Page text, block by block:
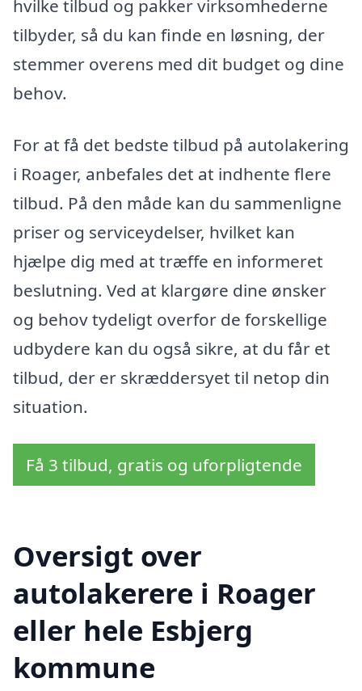
hvilke tilbud og pakker virksomhederne
tilbyder, så du kan finde en løsning, der
stemmer overens med dit budget og dine
behov.
For at få det bedste tilbud på autolakering
i Roager, anbefales det at indhente flere
tilbud. På den måde kan du sammenligne
priser og serviceydelser, hvilket kan
hjælpe dig med at træffe en informeret
beslutning. Ved at klargøre dine ønsker
og behov tydeligt overfor de forskellige
udbydere kan du også sikre, at du får et
tilbud, der er skræddersyet til netop din
situation.
Få 3 tilbud, gratis og uforpligtende
Oversigt over
autolakerere i Roager
eller hele Esbjerg
kommune